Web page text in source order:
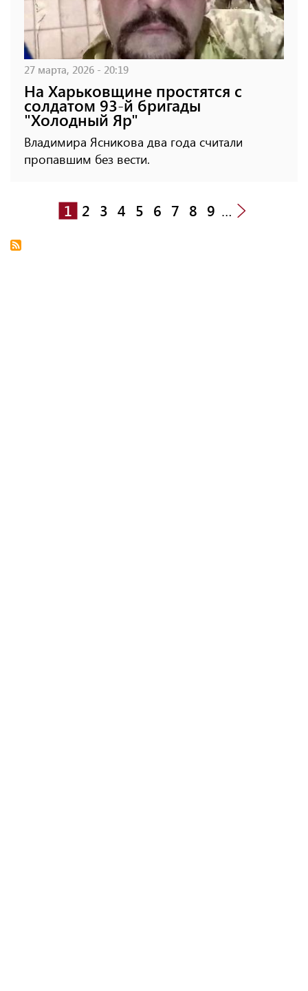
27 марта, 2026 - 20:19
На Харьковщине простятся с
солдатом 93-й бригады
"Холодный Яр"
Владимира Ясникова два года считали
пропавшим без вести.
1 2 3 4 5 6 7 8 9 …